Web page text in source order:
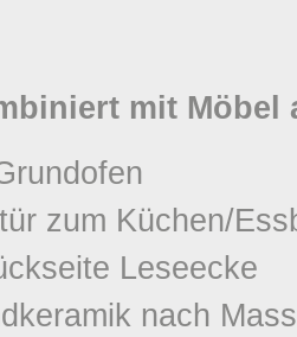
mit Möbel
zum Küchen/
Rückseite